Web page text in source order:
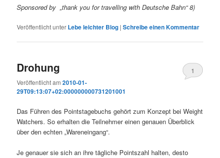
Sponsored by „thank you for travelling with Deutsche Bahn“ 8)
Veröffentlicht unter Lebe leichter Blog |Schreibe einen Kommentar
Drohung
Veröffentlicht am2010-01-
29T09:13:07+02:000000000731201001
1
Das Führen des Pointstagebuchs gehört zum Konzept bei Weight
Watchers. So erhalten die Teilnehmer einen genauen Überblick
über den echten „Wareneingang“.
Je genauer sie sich an ihre tägliche Pointszahl halten, desto